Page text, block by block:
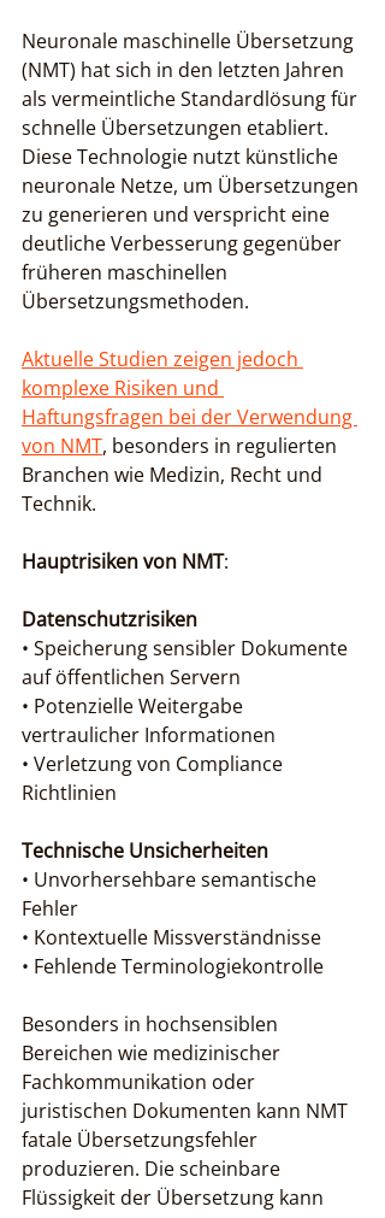
Neuronale maschinelle Übersetzung
(NMT) hat sich in den letzten Jahren
als vermeintliche Standardlösung für
schnelle Übersetzungen etabliert.
Diese Technologie nutzt künstliche
neuronale Netze, um Übersetzungen
zu generieren und verspricht eine
deutliche Verbesserung gegenüber
früheren maschinellen
Übersetzungsmethoden.
Aktuelle Studien zeigen jedoch
komplexe Risiken und
Haftungsfragen bei der Verwendung
von NMT, besonders in regulierten
Branchen wie Medizin, Recht und
Technik.
Hauptrisiken von NMT:
Datenschutzrisiken
• Speicherung sensibler Dokumente
auf öffentlichen Servern
• Potenzielle Weitergabe
vertraulicher Informationen
• Verletzung von Compliance
Richtlinien
Technische Unsicherheiten
• Unvorhersehbare semantische
Fehler
• Kontextuelle Missverständnisse
• Fehlende Terminologiekontrolle
Besonders in hochsensiblen
Bereichen wie medizinischer
Fachkommunikation oder
juristischen Dokumenten kann NMT
fatale Übersetzungsfehler
produzieren. Die scheinbare
Flüssigkeit der Übersetzung kann